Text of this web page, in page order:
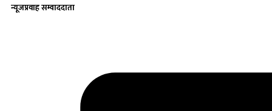
न्यूजप्रवाह सम्वाददाता